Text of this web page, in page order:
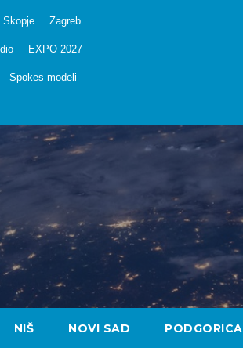
Skopje Zagreb
EXPO 2027
Spokes modeli
NIŠ NOVI SAD PODGORICA